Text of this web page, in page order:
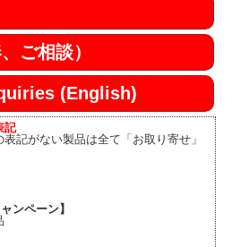
ご相談）
(English)
記
表記がない製品は全て「お取り寄せ」
ンペーン】